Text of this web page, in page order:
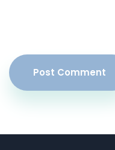
Post Comment